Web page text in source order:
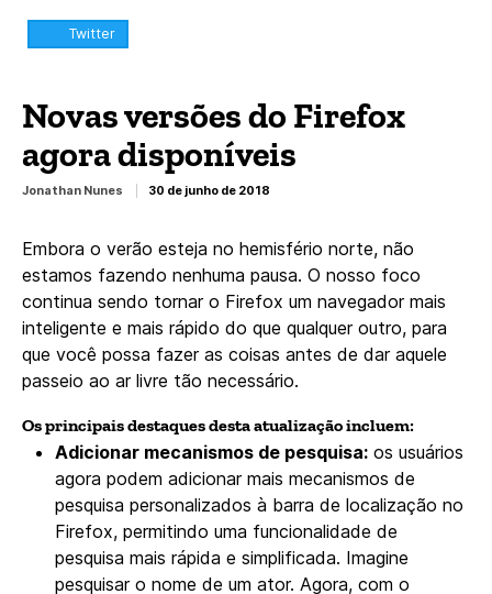
Compartilhar:
Twitter
Novas versões do Firefox
agora disponíveis
Jonathan Nunes 30 de junho de 2018
Embora o verão esteja no hemisfério norte, não
estamos fazendo nenhuma pausa. O nosso foco
continua sendo tornar o Firefox um navegador mais
inteligente e mais rápido do que qualquer outro, para
que você possa fazer as coisas antes de dar aquele
passeio ao ar livre tão necessário.
Os principais destaques desta atualização incluem:
Adicionar mecanismos de pesquisa: os usuários
agora podem adicionar mais mecanismos de
pesquisa personalizados à barra de localização no
Firefox, permitindo uma funcionalidade de
pesquisa mais rápida e simplificada. Imagine
pesquisar o nome de um ator. Agora, com o